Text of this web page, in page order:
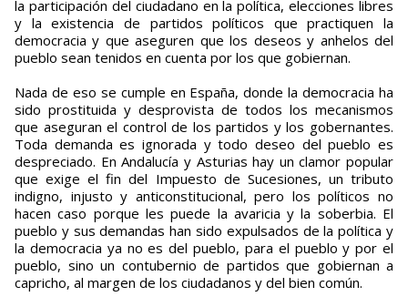
la participación del ciudadano en la política, elecciones libres
y la existencia de partidos políticos que practiquen la
democracia y que aseguren que los deseos y anhelos del
pueblo sean tenidos en cuenta por los que gobiernan.
Nada de eso se cumple en España, donde la democracia ha
sido prostituida y desprovista de todos los mecanismos
que aseguran el control de los partidos y los gobernantes.
Toda demanda es ignorada y todo deseo del pueblo es
despreciado. En Andalucía y Asturias hay un clamor popular
que exige el fin del Impuesto de Sucesiones, un tributo
indigno, injusto y anticonstitucional, pero los políticos no
hacen caso porque les puede la avaricia y la soberbia. El
pueblo y sus demandas han sido expulsados de la política y
la democracia ya no es del pueblo, para el pueblo y por el
pueblo, sino un contubernio de partidos que gobiernan a
capricho, al margen de los ciudadanos y del bien común.